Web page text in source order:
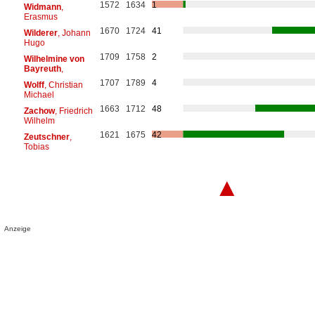
Widmann,
Erasmus
1572 1634 1
Wilderer, Johann
Hugo
1670 1724 41
Wilhelmine von
Bayreuth,
1709 1758 2
Wolff, Christian
Michael
1707 1789 4
Zachow, Friedrich
Wilhelm
1663 1712 48
Zeutschner,
Tobias
1621 1675 42
▲
Anzeige